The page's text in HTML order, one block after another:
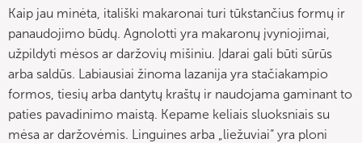
Kaip jau minėta, itališki makaronai turi tūkstančius formų ir
panaudojimo būdų. Agnolotti yra makaronų įvyniojimai,
užpildyti mėsos ar daržovių mišiniu. Įdarai gali būti sūrūs
arba saldūs. Labiausiai žinoma lazanija yra stačiakampio
formos, tiesių arba dantytų kraštų ir naudojama gaminant to
paties pavadinimo maistą. Kepame keliais sluoksniais su
mėsa ar daržovėmis. Linguines arba „liežuviai“ yra ploni